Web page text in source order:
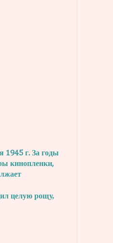
1945 г. За годы
кинопленки,
целую рощу,